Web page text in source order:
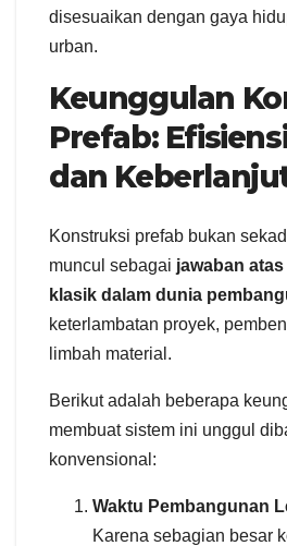
disesuaikan dengan gaya
urban.
Keunggulan
Prefab:
dan
Konstruksi prefab bukan
muncul sebagai jawaban
klasik dalam dunia
keterlambatan proyek,
limbah material.
Berikut adalah beberapa
membuat sistem ini unggul
konvensional:
Waktu Pembangunan
Karena sebagian besar